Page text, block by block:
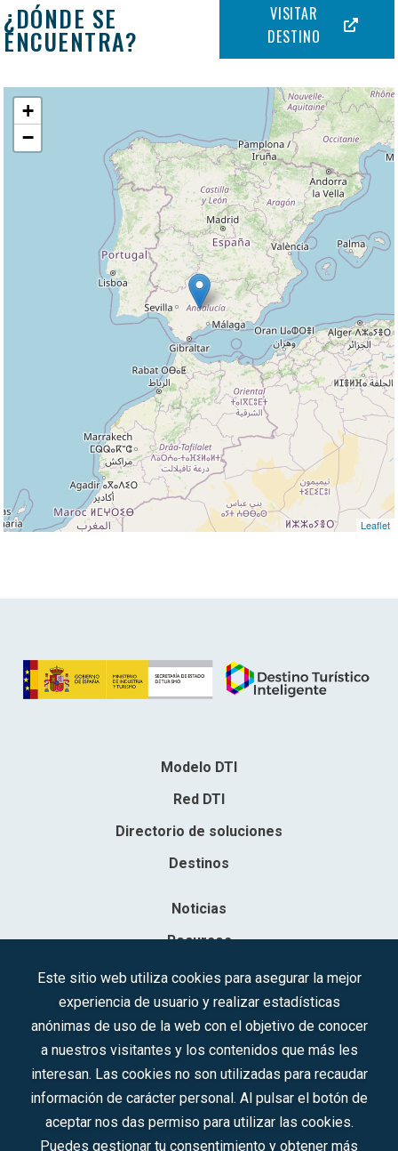
¿DÓNDE SE
ENCUENTRA?
VISITAR
DESTINO
+
−
Leaflet
Modelo DTI
Red DTI
Directorio de soluciones
Destinos
Noticias
Recursos
Contacto
Sociedad Mercantil Estatal para la Gestión de la Innovación y las
Inscrita en el R.M. de Madrid, T, 12593, Se. 8, F. 129, H. 201.307.
C.I.F.: A-81/874.984
Síguenos en redes sociales:
Este sitio web utiliza cookies para asegurar la mejor
experiencia de usuario y realizar estadísticas
anónimas de uso de la web con el objetivo de conocer
a nuestros visitantes y los contenidos que más les
interesan. Las cookies no son utilizadas para recaudar
información de carácter personal. Al pulsar el botón de
aceptar nos das permiso para utilizar las cookies.
Puedes gestionar tu consentimiento y obtener más